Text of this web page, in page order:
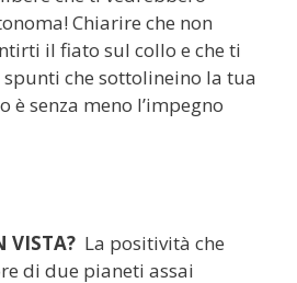
Chiarire che non
il fiato sul collo e che ti
che sottolineino la tua
senza meno l’impegno
VISTA? La positività che
di due pianeti assai